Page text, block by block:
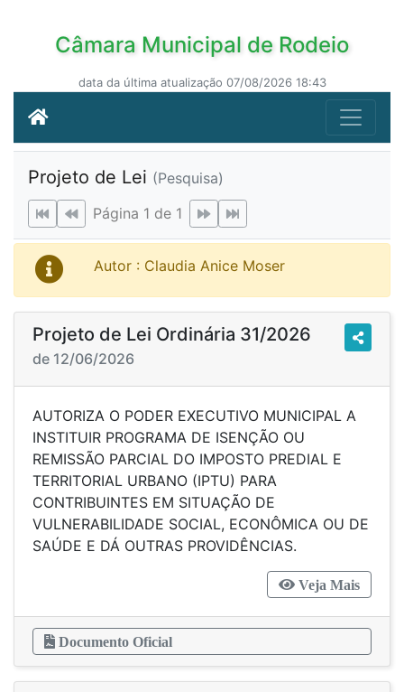
Câmara Municipal de Rodeio
data da última atualização 07/08/2026 18:43
Projeto de Lei (Pesquisa)
Página 1 de 1
Autor : Claudia Anice Moser
Projeto de Lei Ordinária 31/2026
de 12/06/2026
AUTORIZA O PODER EXECUTIVO MUNICIPAL A
INSTITUIR PROGRAMA DE ISENÇÃO OU
REMISSÃO PARCIAL DO IMPOSTO PREDIAL E
TERRITORIAL URBANO (IPTU) PARA
CONTRIBUINTES EM SITUAÇÃO DE
VULNERABILIDADE SOCIAL, ECONÔMICA OU DE
SAÚDE E DÁ OUTRAS PROVIDÊNCIAS.
Veja Mais
Documento Oficial